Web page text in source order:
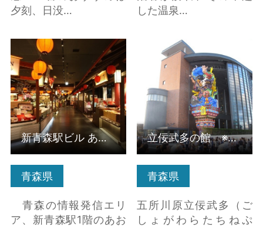
夕刻、日没…
した温泉…
青森県
青森の情報発信エリ
ア、新青森駅1階のあお
新青森駅ビル あおもり
旬味館 の詳細はこちら
新青森駅ビル あおもり旬味館
青森県
五所川原立佞武多（ご
しょがわらたちねぷ
立佞武多の館 ※大規模
改修工事のため、 2025
年4月1日から202… の
詳細はこちら
立佞武多の館 ※大規模改修工事のため、 2025年4月1日から202…